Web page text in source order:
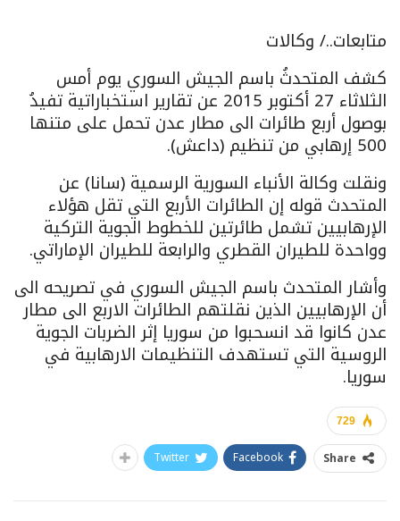
متابعات../ وكالات
كشف المتحدثُ باسم الجيش السوري يوم أمس
الثلاثاء 27 أكتوبر 2015 عن تقارير استخباراتية تفيدُ
بوصول أربع طائرات الى مطار عدن تحمل على متنها
500 إرهابي من تنظيم (داعش).
ونقلت وكالة الأنباء السورية الرسمية (سانا) عن
المتحدث قوله إن الطائرات الأربع التي تقل هؤلاء
الإرهابيين تشمل طائرتين للخطوط الجوية التركية
وواحدة للطيران القطري والرابعة للطيران الإماراتي.
وأشار المتحدث باسم الجيش السوري في تصريحه الى
أن الإرهابيين الذين نقلتهم الطائرات الاربع الى مطار
عدن كانوا قد انسحبوا من سوريا إثر الضربات الجوية
الروسية التي تستهدف التنظيمات الارهابية في
سوريا.
729
Share
Facebook
Twitter